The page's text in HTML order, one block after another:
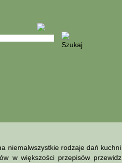
rodzaje dań kuchni
w większości przepisów